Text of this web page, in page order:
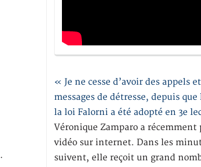
.
« Je ne cesse d’avoir des appels
messages de détresse, depuis
la loi Falorni a été adopté en 3e
Véronique Zamparo a récemment
vidéo sur internet. Dans les
suivent, elle reçoit un grand